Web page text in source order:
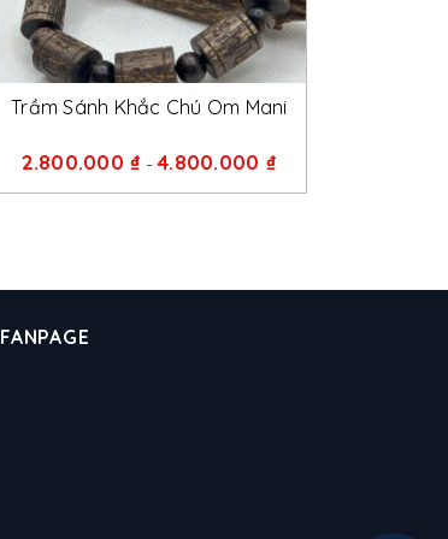
+
Trầm Sánh Khắc Chú Om Mani
2.800.000₫ –4.800.000 ₫
FANPAGE